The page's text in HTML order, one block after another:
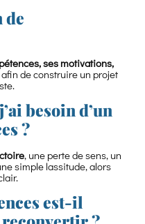
de
ses motivations,
afin de construire un projet
besoin d’un
?
, une perte de sens, un
simple lassitude, alors
est-il